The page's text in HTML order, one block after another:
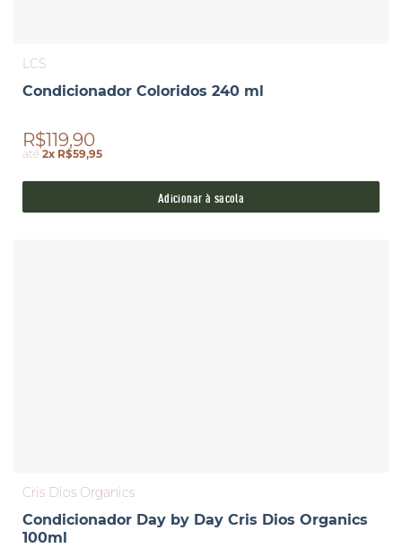
LCS
Condicionador Coloridos 240 ml
R$119,90
até2x R$59,95
Adicionar à sacola
Cris Dios Organics
Condicionador Day by Day Cris Dios Organics
100ml